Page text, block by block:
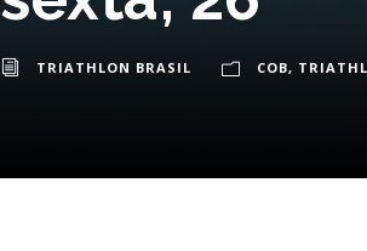
TRIATHLON BRASIL COB,